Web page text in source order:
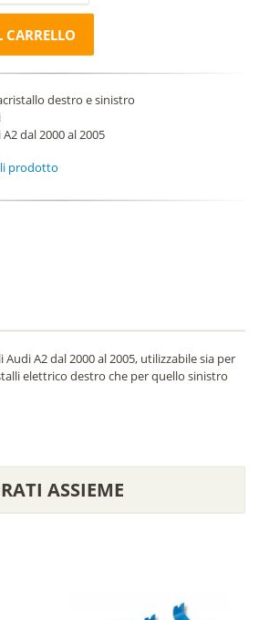
destro e sinistro
dal 2000 al 2005
prodotto
A2 dal 2000 al 2005, utilizzabile sia per
elettrico destro che per quello sinistro
ASSIEME